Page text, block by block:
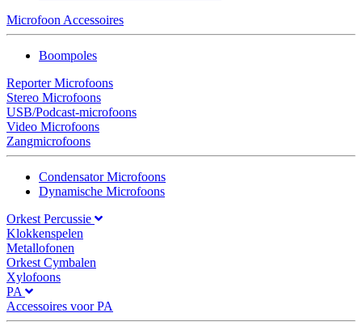
Microfoon Accessoires
Boompoles
Reporter Microfoons
Stereo Microfoons
USB/Podcast-microfoons
Video Microfoons
Zangmicrofoons
Condensator Microfoons
Dynamische Microfoons
Orkest Percussie
Klokkenspelen
Metallofonen
Orkest Cymbalen
Xylofoons
PA
Accessoires voor PA